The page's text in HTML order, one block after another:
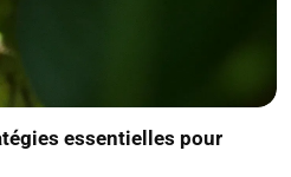
essentielles pour